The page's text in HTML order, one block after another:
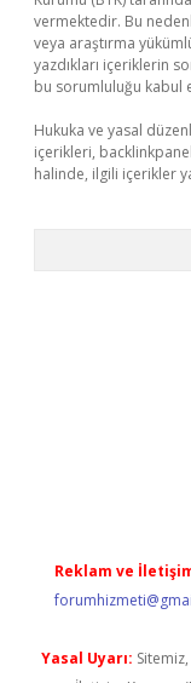
vermektedir. Bu
veya araştırma
yazdıkları içeriklerin
bu sorumluluğu kabul
Hukuka ve yasal
içerikleri,
halinde, ilgili içerikler
Reklam ve
Yasal Uyarı: